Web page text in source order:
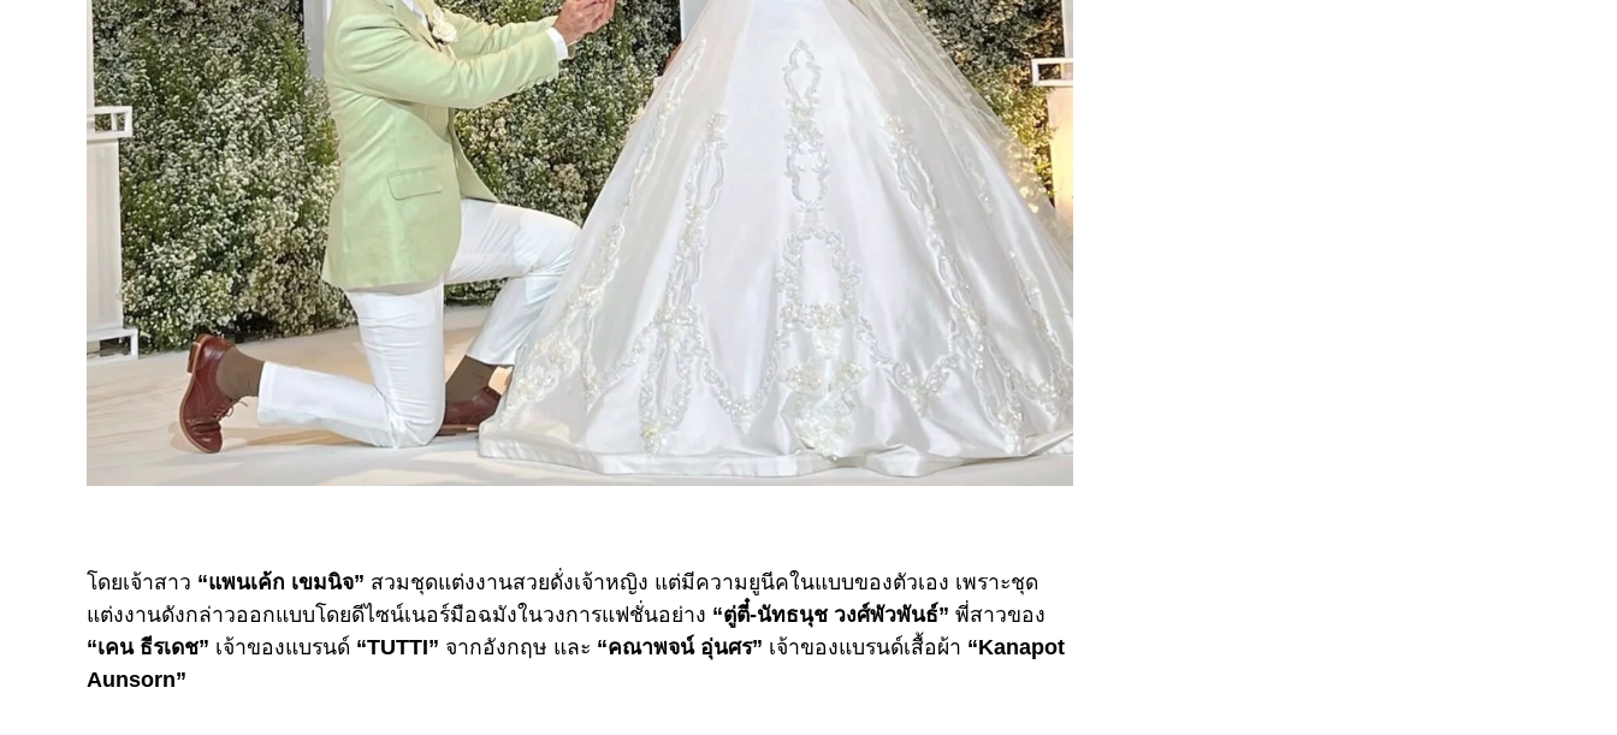
โดยเจ้าสาว “แพนเค้ก เขมนิจ” สวมชุดแต่งงานสวยดั่งเจ้าหญิง แต่มีความยูนีคในแบบของตัวเอง เพราะชุด
แต่งงานดังกล่าวออกแบบโดยดีไซน์เนอร์มือฉมังในวงการแฟชั่นอย่าง “ตู่ตี๋-นัทธนุช วงศ์พัวพันธ์” พี่สาวของ
“เคน ธีรเดช” เจ้าของแบรนด์ “TUTTI” จากอังกฤษ และ “คณาพจน์ อุ่นศร” เจ้าของแบรนด์เสื้อผ้า “Kanapot
Aunsorn”